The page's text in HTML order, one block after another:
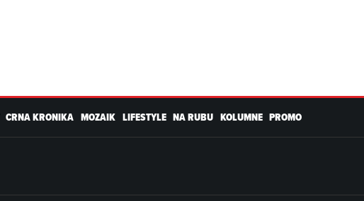
CRNA KRONIKA MOZAIK LIFESTYLE NA RUBU KOLUMNE PROMO